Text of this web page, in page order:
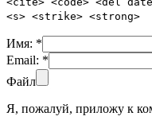
<s> <strike> <strong>
Имя: *
Email: *
Файл
Я, пожалуй, приложу к